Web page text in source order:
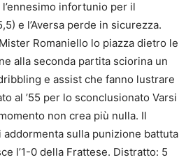
l’ennesimo infortunio per il
e l’Aversa perde in sicurezza.
Romaniello lo piazza dietro le
alla seconda partita sciorina un
e assist che fanno lustrare
al ’55 per lo sconclusionato Varsi
non crea più nulla. Il
addormenta sulla punizione battuta
l’1-0 della Frattese. Distratto: 5